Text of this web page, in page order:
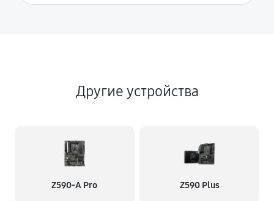
Другие устройства
Z590-A Pro Z590 Plus